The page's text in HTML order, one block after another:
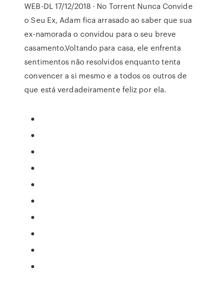
WEB-DL 17/12/2018 · No Torrent Nunca Convide
o Seu Ex, Adam fica arrasado ao saber que sua
ex-namorada o convidou para o seu breve
casamento.Voltando para casa, ele enfrenta
sentimentos não resolvidos enquanto tenta
convencer a si mesmo e a todos os outros de
que está verdadeiramente feliz por ela.